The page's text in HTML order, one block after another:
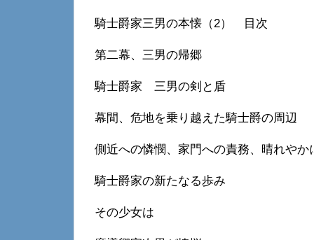
騎士爵家三男の本懐（2） 目次
第二幕、三男の帰郷
騎士爵家 三男の剣と盾
幕間、危地を乗り越えた騎士爵の周辺
側近への憐憫、家門への責務、晴れやか
騎士爵家の新たなる歩み
その少女は